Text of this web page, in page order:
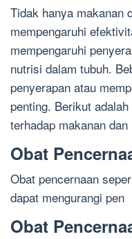
Tidak hanya makanan
mempengaruhi
mempengaruhi
nutrisi dalam tubuh.
penyerapan atau
penting. Berikut
terhadap makanan dan
Obat
Obat pencernaan
dapat mengurangi pen
Obat